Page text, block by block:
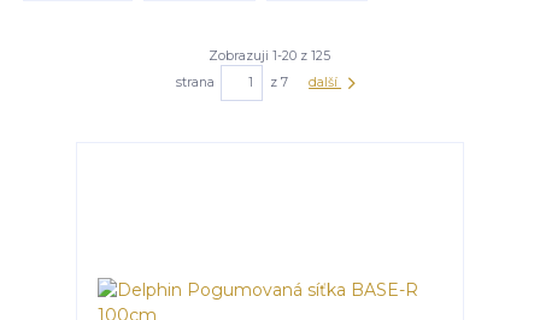
Zobrazuji 1-20 z 125
strana
z 7 další